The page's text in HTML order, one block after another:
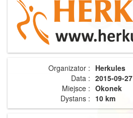
Organizator : Herkules
Data : 2015-09-27
Miejsce : Okonek
Dystans : 10 km